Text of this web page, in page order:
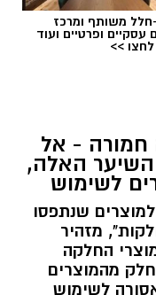
את תחום
אירועי תוכן
מגוונים, תוך
להשכלה
משותף ומרכז
עסקיים ופרטיים ועוד
>>
חמורה - אל
האלה,
לשימוש
שנתפסו
מזהיר
החלקה
מהמוצרים
לשימוש